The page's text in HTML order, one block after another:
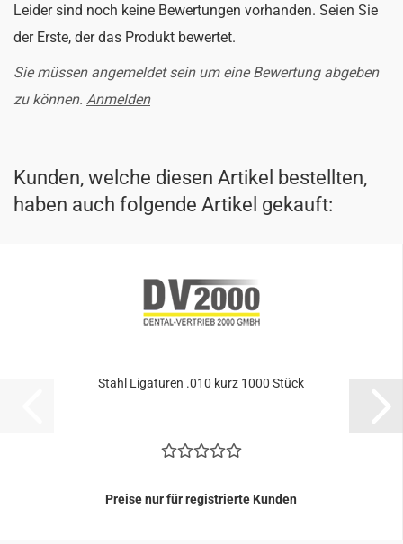
Leider sind noch keine Bewertungen vorhanden. Seien Sie
der Erste, der das Produkt bewertet.
Sie müssen angemeldet sein um eine Bewertung abgeben
zu können. Anmelden
Kunden, welche diesen Artikel bestellten,
haben auch folgende Artikel gekauft:
Stahl Li­ga­tu­ren .010 kurz 1000 Stück
Preise nur für registrierte Kunden